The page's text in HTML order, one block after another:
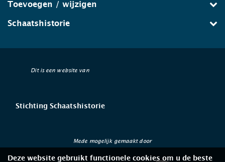
Toevoegen / wijzigen
Schaatshistorie
Dit is een website van
Stichting Schaatshistorie
Mede mogelijk gemaakt door
Deze website gebruikt functionele cookies om u de beste